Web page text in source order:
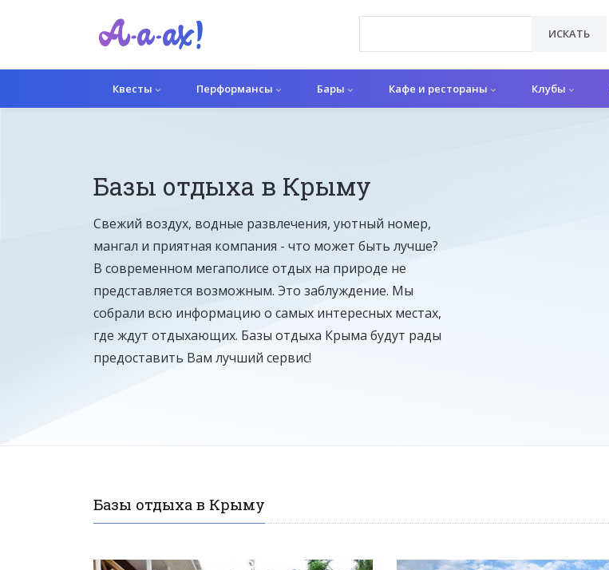
ИСКАТЬ
Квесты Перформансы Бары Кафе и рестораны Клубы
Базы отдыха в Крыму
Свежий воздух, водные развлечения, уютный номер,
мангал и приятная компания - что может быть лучше?
В современном мегаполисе отдых на природе не
представляется возможным. Это заблуждение. Мы
собрали всю информацию о самых интересных местах,
где ждут отдыхающих. Базы отдыха Крыма будут рады
предоставить Вам лучший сервис!
Базы отдыха в Крыму